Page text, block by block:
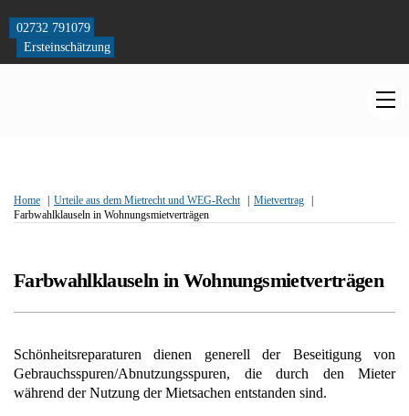
content
02732 791079
Ersteinschätzung
Home Urteile aus dem Mietrecht und WEG-Recht
Mietvertrag
Farbwahlklauseln in Wohnungsmietverträgen
Farbwahlklauseln in Wohnungsmietverträgen
Schönheitsreparaturen dienen generell der Beseitigung von
Gebrauchsspuren/Abnutzungsspuren, die durch den Mieter
während der Nutzung der Mietsachen entstanden sind.